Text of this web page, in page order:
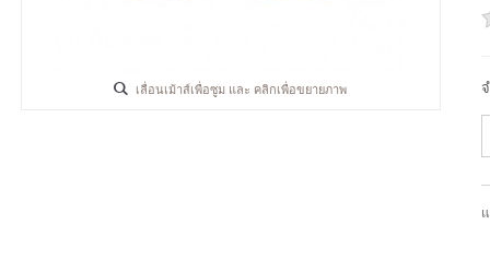
เลื่อนเม้าส์เพื่อซูม และ คลิกเพื่อขยายภาพ